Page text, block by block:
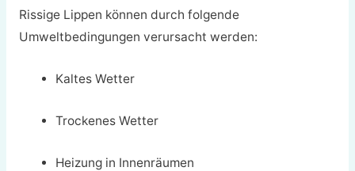
Rissige Lippen können durch folgende
Umweltbedingungen verursacht werden:
Kaltes Wetter
Trockenes Wetter
Heizung in Innenräumen